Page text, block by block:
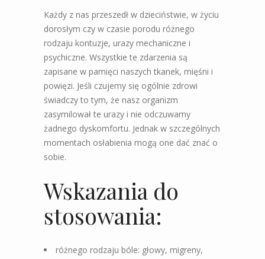
Każdy z nas przeszedł w dzieciństwie, w życiu
dorosłym czy w czasie porodu różnego
rodzaju kontuzje, urazy mechaniczne i
psychiczne. Wszystkie te zdarzenia są
zapisane w pamięci naszych tkanek, mięśni i
powięzi. Jeśli czujemy się ogólnie zdrowi
świadczy to tym, że nasz organizm
zasymilował te urazy i nie odczuwamy
żadnego dyskomfortu. Jednak w szczególnych
momentach osłabienia mogą one dać znać o
sobie.
Wskazania do
stosowania:
różnego rodzaju bóle: głowy, migreny,